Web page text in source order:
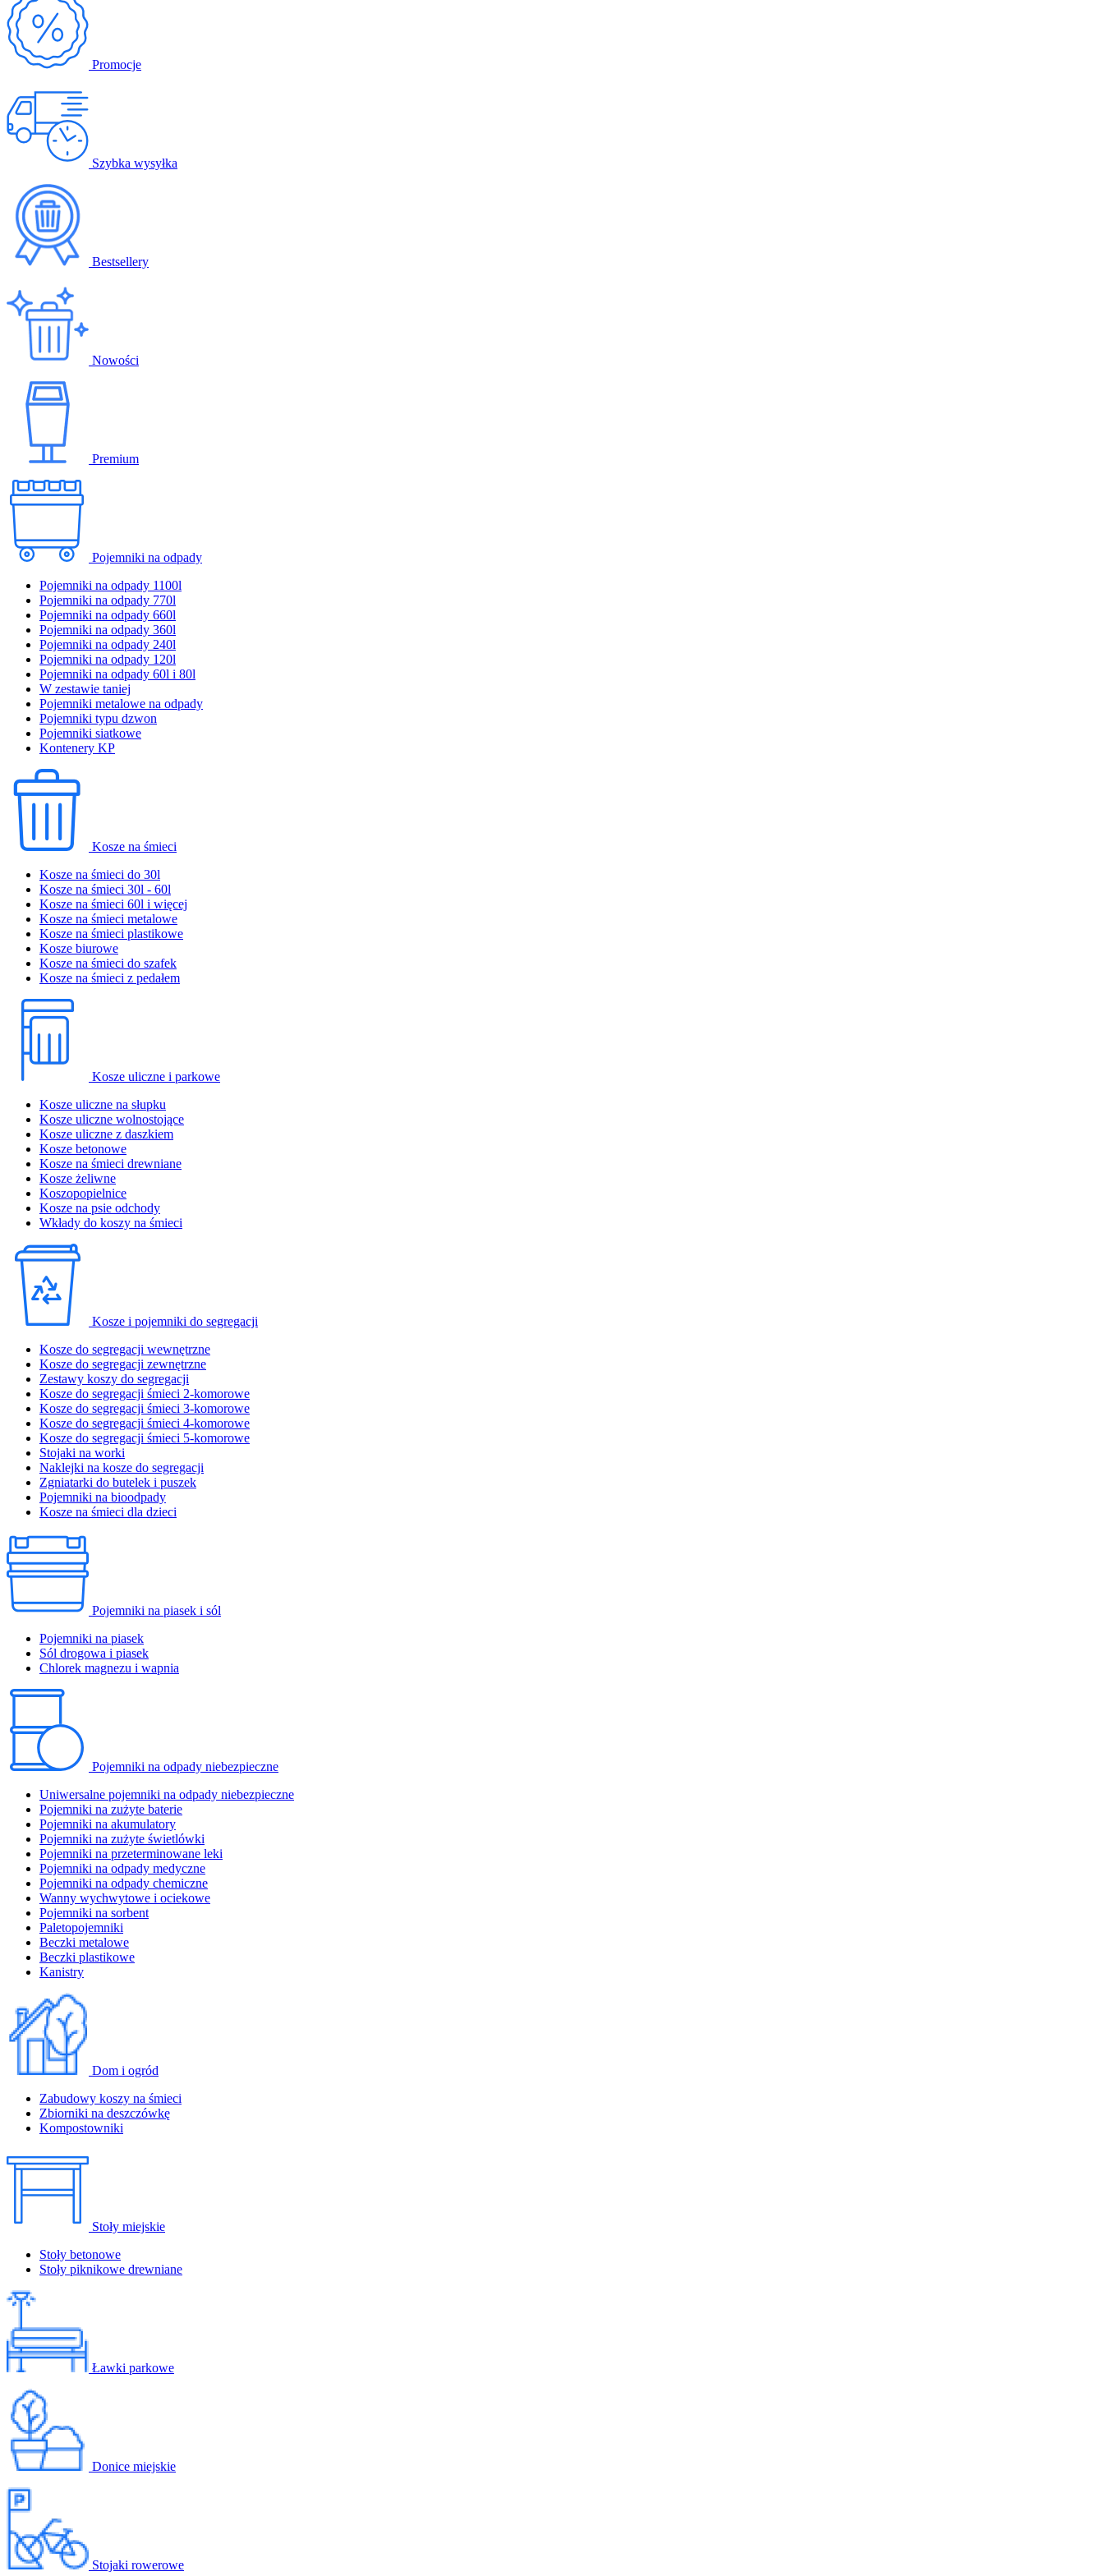
Promocje
Szybka wysyłka
Bestsellery
Nowości
Premium
Pojemniki na odpady
Pojemniki na odpady 1100l
Pojemniki na odpady 770l
Pojemniki na odpady 660l
Pojemniki na odpady 360l
Pojemniki na odpady 240l
Pojemniki na odpady 120l
Pojemniki na odpady 60l i 80l
W zestawie taniej
Pojemniki metalowe na odpady
Pojemniki typu dzwon
Pojemniki siatkowe
Kontenery KP
Kosze na śmieci
Kosze na śmieci do 30l
Kosze na śmieci 30l - 60l
Kosze na śmieci 60l i więcej
Kosze na śmieci metalowe
Kosze na śmieci plastikowe
Kosze biurowe
Kosze na śmieci do szafek
Kosze na śmieci z pedałem
Kosze uliczne i parkowe
Kosze uliczne na słupku
Kosze uliczne wolnostojące
Kosze uliczne z daszkiem
Kosze betonowe
Kosze na śmieci drewniane
Kosze żeliwne
Koszopopielnice
Kosze na psie odchody
Wkłady do koszy na śmieci
Kosze i pojemniki do segregacji
Kosze do segregacji wewnętrzne
Kosze do segregacji zewnętrzne
Zestawy koszy do segregacji
Kosze do segregacji śmieci 2-komorowe
Kosze do segregacji śmieci 3-komorowe
Kosze do segregacji śmieci 4-komorowe
Kosze do segregacji śmieci 5-komorowe
Stojaki na worki
Naklejki na kosze do segregacji
Zgniatarki do butelek i puszek
Pojemniki na bioodpady
Kosze na śmieci dla dzieci
Pojemniki na piasek i sól
Pojemniki na piasek
Sól drogowa i piasek
Chlorek magnezu i wapnia
Pojemniki na odpady niebezpieczne
Uniwersalne pojemniki na odpady niebezpieczne
Pojemniki na zużyte baterie
Pojemniki na akumulatory
Pojemniki na zużyte świetlówki
Pojemniki na przeterminowane leki
Pojemniki na odpady medyczne
Pojemniki na odpady chemiczne
Wanny wychwytowe i ociekowe
Pojemniki na sorbent
Paletopojemniki
Beczki metalowe
Beczki plastikowe
Kanistry
Dom i ogród
Zabudowy koszy na śmieci
Zbiorniki na deszczówkę
Kompostowniki
Stoły miejskie
Stoły betonowe
Stoły piknikowe drewniane
Ławki parkowe
Donice miejskie
Stojaki rowerowe